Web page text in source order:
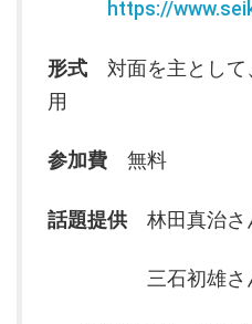
https://
形式 対面を主として
用
参加費 無料
話題提供林田真治さ
三石初雄さん（